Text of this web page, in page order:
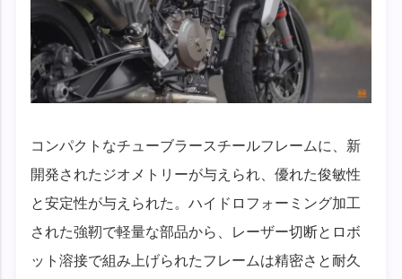
コンパクトなチューブラースチールフレームに、新
開発されたジオメトリーが与えられ、優れた俊敏性
と安定性が与えられた。ハイドロフォーミング加工
された強靭で軽量な部品から、レーザー切断とロボ
ット溶接で組み上げられたフレームは精密さと耐久